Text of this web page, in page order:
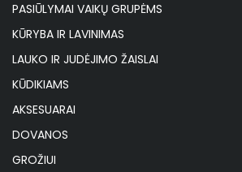
PASIŪLYMAI VAIKŲ GRUPĖMS
KŪRYBA IR LAVINIMAS
LAUKO IR JUDĖJIMO ŽAISLAI
KŪDIKIAMS
AKSESUARAI
DOVANOS
GROŽIUI